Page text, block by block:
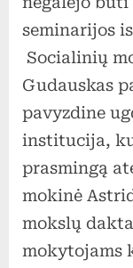
seminarijos
Socialinių
Gudauskas
pavyzdine
institucija,
prasmingą
mokinė
mokslų
mokytojams